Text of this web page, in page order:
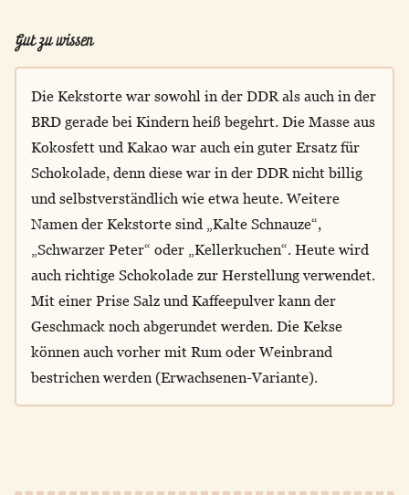
Gut zu wissen
Die Kekstorte war sowohl in der DDR als auch in der
BRD gerade bei Kindern heiß begehrt. Die Masse aus
Kokosfett und Kakao war auch ein guter Ersatz für
Schokolade, denn diese war in der DDR nicht billig
und selbstverständlich wie etwa heute. Weitere
Namen der Kekstorte sind „Kalte Schnauze“,
„Schwarzer Peter“ oder „Kellerkuchen“. Heute wird
auch richtige Schokolade zur Herstellung verwendet.
Mit einer Prise Salz und Kaffeepulver kann der
Geschmack noch abgerundet werden. Die Kekse
können auch vorher mit Rum oder Weinbrand
bestrichen werden (Erwachsenen-Variante).